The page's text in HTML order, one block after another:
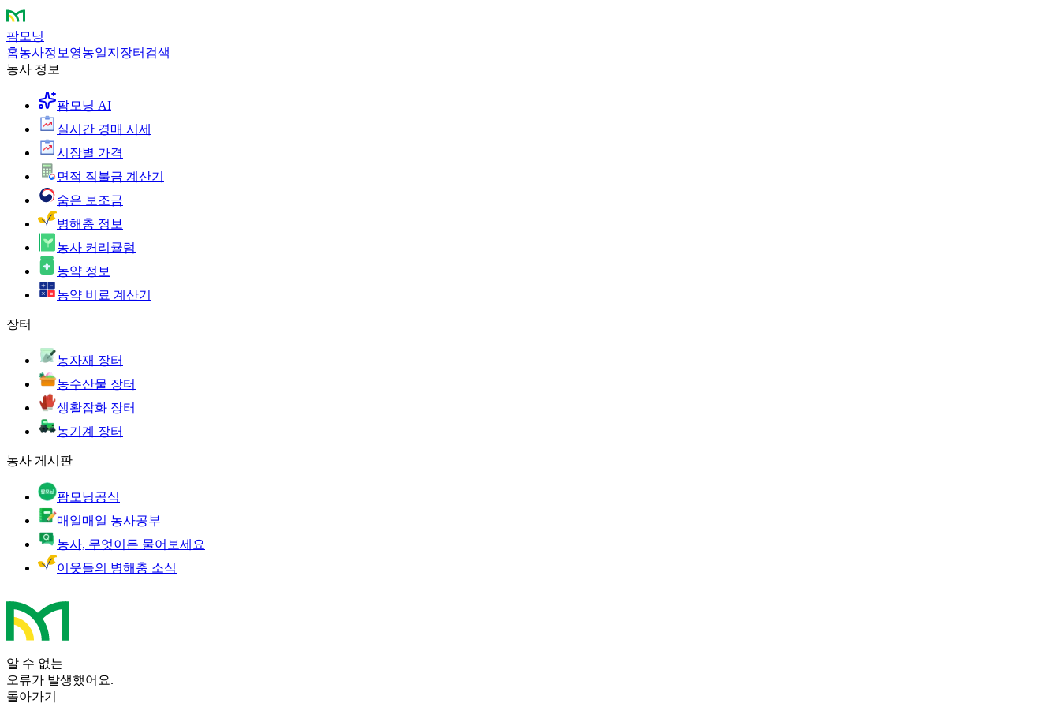
팜모닝
홈농사정보 영농일지 장터 검색
농사 정보
팜모닝 AI
실시간 경매 시세
시장별 가격
면적 직불금 계산기
숨은 보조금
병해충 정보
농사 커리큘럼
농약 정보
농약 비료 계산기
장터
농자재 장터
농수산물 장터
생활잡화 장터
농기계 장터
농사 게시판
팜모닝공식
매일매일 농사공부
농사, 무엇이든 물어보세요
이웃들의 병해충 소식
알 수 없는
오류가 발생했어요.
돌아가기